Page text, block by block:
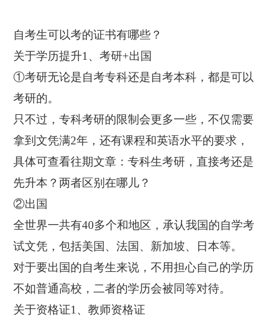
自考生可以考的证书有哪些？
关于学历提升1、考研+出国
①考研无论是自考专科还是自考本科，都是可以
考研的。
只不过，专科考研的限制会更多一些，不仅需要
拿到文凭满2年，还有课程和英语水平的要求，
具体可查看往期文章：专科生考研，直接考还是
先升本？两者区别在哪儿？
②出国
全世界一共有40多个和地区，承认我国的自学考
试文凭，包括美国、法国、新加坡、日本等。
对于要出国的自考生来说，不用担心自己的学历
不如普通高校，二者的学历会被同等对待。
关于资格证1、教师资格证